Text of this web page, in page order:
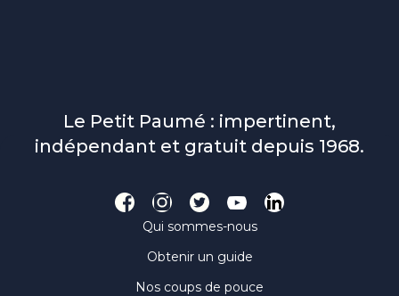
Le Petit Paumé : impertinent,
indépendant et gratuit depuis 1968.
Qui sommes-nous
Obtenir un guide
Nos coups de pouce